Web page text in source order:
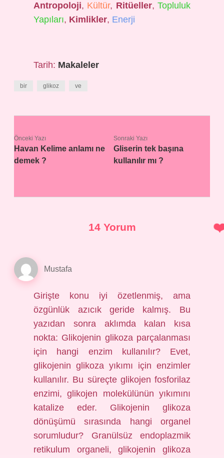
Antropoloji, Kültür, Ritüeller, Topluluk
Yapıları, Kimlikler, Enerji
Tarih: Makaleler
bir glikoz ve
Önceki Yazı
Havan Kelime anlamı ne
demek ?
Sonraki Yazı
Gliserin tek başına
kullanılır mı ?
14 Yorum
Mustafa
Girişte konu iyi özetlenmiş, ama
özgünlük azıcık geride kalmış. Bu
yazıdan sonra aklımda kalan kısa
nokta: Glikojenin glikoza parçalanması
için hangi enzim kullanılır? Evet,
glikojenin glikoza yıkımı için enzimler
kullanılır. Bu süreçte glikojen fosforilaz
enzimi, glikojen molekülünün yıkımını
katalize eder. Glikojenin glikoza
dönüşümü sırasında hangi organel
sorumludur? Granülsüz endoplazmik
retikulum organeli, glikojenin glikoza